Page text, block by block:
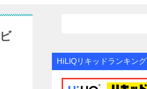
HiLIQリキッドランキング